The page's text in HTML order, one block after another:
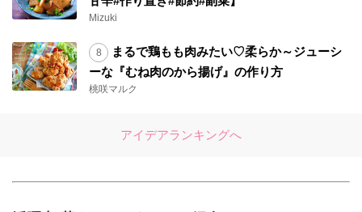
Mizuki
まるで鶏もも肉みたい♡柔らか～ジューシ
ーな『むね肉のから揚げ』の作り方
桃咲マルク
アイデアランキングへ